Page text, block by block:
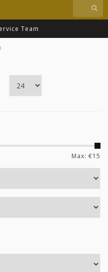
Team
Max: €15